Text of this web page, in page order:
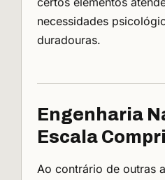
necessidades
duradouras.
Engenharia
Escala
Ao contrário de outras